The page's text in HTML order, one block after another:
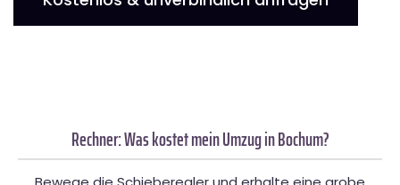
Rechner: Was kostet mein Umzug in Bochum?